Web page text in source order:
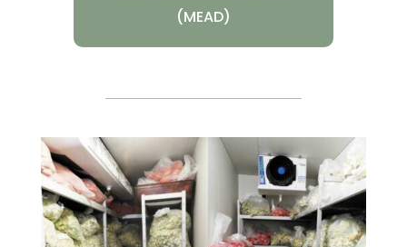
(MEAD)